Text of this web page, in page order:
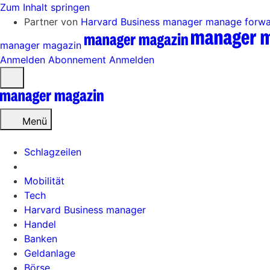
Zum Inhalt springen
Partner von Harvard Business manager manage
manager magazin
Anmelden Abonnement Anmelden
öffnen
Menü
Schlagzeilen
Mobilität
Tech
Harvard Business manager
Handel
Banken
Geldanlage
Börse